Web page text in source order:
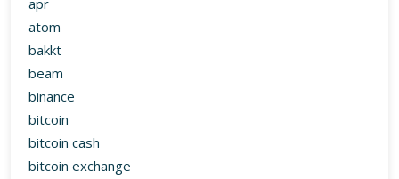
apr
atom
bakkt
beam
binance
bitcoin
bitcoin cash
bitcoin exchange